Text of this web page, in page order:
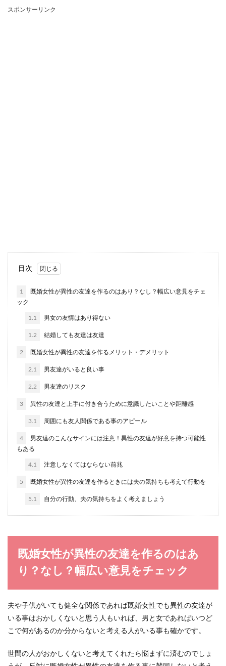
うか。 ...
と、寂しい気持ちを抱えながらお付き合いをする
ことになります...
子持ちバツイチ女性でも恋愛は出来
バツイチで子持ちの女性は、子供はいるけれど独
すよね。 ...
彼氏に好きと伝えるのが苦手な女子へ
伝えやすいシチュエーション
れば、言葉にするのは恥ずかしく苦手という女性
2回目デートの誘い方！また会いたくな
スポンサーリンク
目次
1
既婚女性が異性の友達を作るのはあり？なし？幅広い意見をチェ
ック
1.1 男女の友情はあり得ない
1.2 結婚しても友達は友達
2 既婚女性が異性の友達を作るメリット・デメリット
2.1 男友達がいると良い事
2.2 男友達のリスク
3 異性の友達と上手に付き合うために意識したいことや距離感
3.1 周囲にも友人関係である事のアピール
4
男友達のこんなサインには注意！異性の友達が好意を持つ可能性
もある
4.1 注意しなくてはならない前兆
5 既婚女性が異性の友達を作るときには夫の気持ちも考えて行動を
5.1 自分の行動、夫の気持ちをよく考えましょう
既婚女性が異性の友達を作るのはあ
り？なし？幅広い意見をチェック
夫や子供がいても健全な関係であれば既婚女性でも異性の友達が
いる事はおかしくないと思う人もいれば、男と女であればいつど
こで何があるのか分からないと考える人がいる事も確かです。
世間の人がおかしくないと考えてくれたら悩まずに済むのでしょ